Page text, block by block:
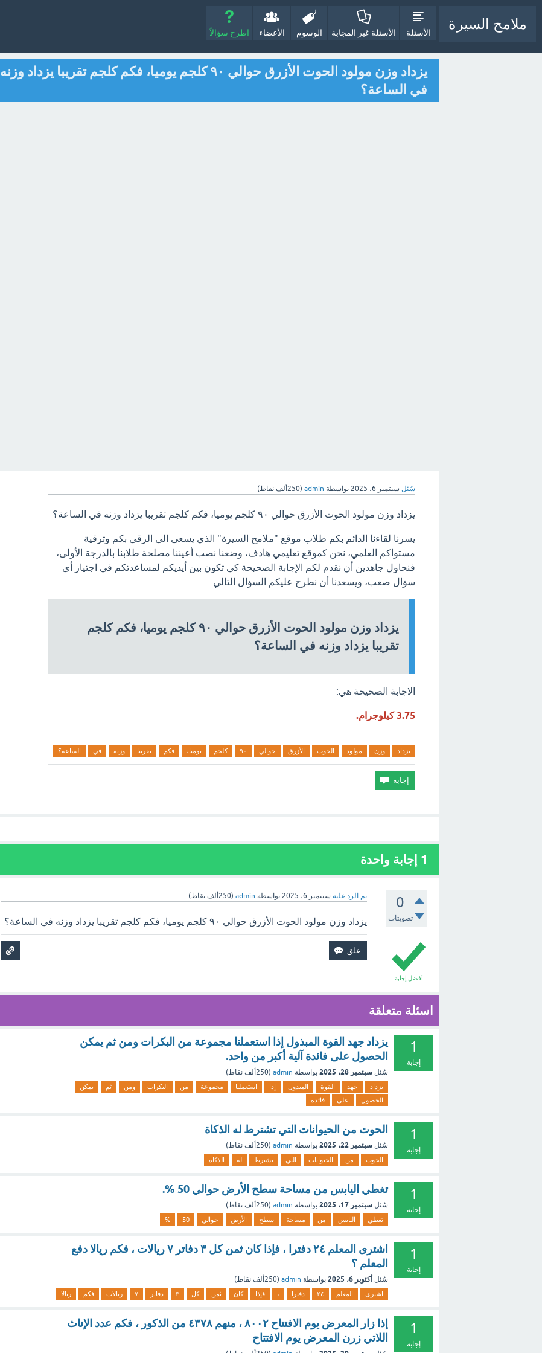
ملامح السيرة
الأسئلة الأسئلة غير المجابة الوسوم الأعضاء اطرح سؤالاً
يزداد وزن مولود الحوت الأزرق حوالي ٩٠ كلجم يوميا، فكم كلجم تقريبا يزداد وزنه
في الساعة؟
سُئل سبتمبر 6، 2025 بواسطة admin
(250ألف نقاط)
يزداد وزن مولود الحوت الأزرق حوالي ٩٠ كلجم يوميا، فكم كلجم تقريبا يزداد وزنه في الساعة؟
يسرنا لقاءنا الدائم بكم طلاب موقع "ملامح السيرة" الذي يسعى الى الرقي بكم وترقية
مستواكم العلمي، نحن كموقع تعليمي هادف، وضعنا نصب أعيننا مصلحة طلابنا بالدرجة الأولى،
فنحاول جاهدين أن نقدم لكم الإجابة الصحيحة كي تكون بين أيديكم لمساعدتكم في اجتياز أي
سؤال صعب، ويسعدنا أن نطرح عليكم السؤال التالي:
يزداد وزن مولود الحوت الأزرق حوالي ٩٠ كلجم يوميا، فكم كلجم
تقريبا يزداد وزنه في الساعة؟
الاجابة الصحيحة هي:
3.75 كيلوجرام.
يزداد وزن مولود الحوت الأزرق حوالي ٩٠ كلجم يوميا، فكم تقريبا وزنه في الساعة؟
1 إجابة واحدة
0
تصويتات
تم الرد عليه سبتمبر 6، 2025 بواسطة admin
(250ألف نقاط)
أفضل إجابة
يزداد وزن مولود الحوت الأزرق حوالي ٩٠ كلجم يوميا، فكم كلجم تقريبا يزداد وزنه في الساعة؟
اسئلة متعلقة
1
إجابة
يزداد جهد القوة المبذول إذا استعملنا مجموعة من البكرات ومن ثم يمكن
الحصول على فائدة آلية أكبر من واحد.
سُئل سبتمبر 28، 2025 بواسطة admin
(250ألف نقاط)
يزداد جهد القوة المبذول إذا استعملنا مجموعة من البكرات ومن ثم
يمكن
الحصول
على فائدة
1
إجابة
الحوت من الحيوانات التي تشترط له الذكاة
سُئل سبتمبر 22، 2025 بواسطة admin
(250ألف نقاط)
الحوت من الحيوانات التي تشترط له الذكاة
1
إجابة
تغطي اليابس من مساحة سطح الأرض حوالي 50 %.
سُئل سبتمبر 17، 2025 بواسطة admin
(250ألف نقاط)
تغطي اليابس من مساحة سطح الأرض حوالي 50
%
1
إجابة
اشترى المعلم ٢٤ دفترا ، فإذا كان ثمن كل ٣ دفاتر ٧ ريالات ، فكم ريالا دفع
المعلم ؟
سُئل أكتوبر 6، 2025 بواسطة admin
(250ألف نقاط)
اشترى المعلم ٢٤ دفترا ، فإذا كان ثمن كل ٣ دفاتر ٧ ريالات فكم ريالا
1
إجابة
إذا زار المعرض يوم الافتتاح ٨٠٠٢ ، منهم ٤٣٧٨ من الذكور ، فكم عدد الإناث
اللاتي زرن المعرض يوم الافتتاح